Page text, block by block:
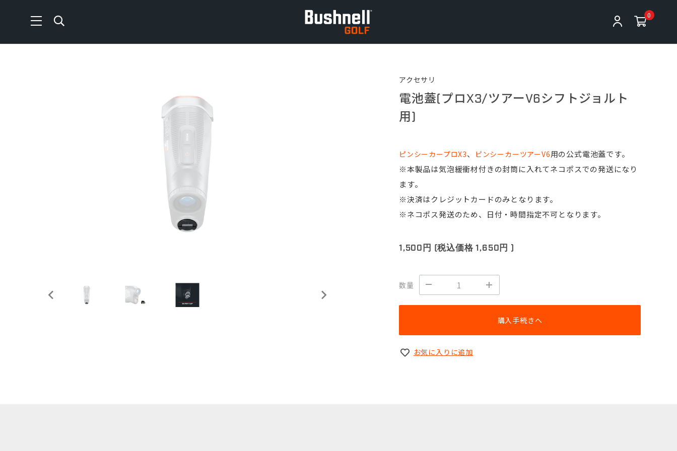
0
アクセサリ
電池蓋(プロX3/ツアーV6シフトジョルト
用)
ピンシーカープロX3、 ピンシーカーツアーV6用の公式電池蓋です。
※本製品は気泡緩衝材付きの封筒に入れてネコポスでの発送になり
ます。
※決済はクレジットカードのみとなります。
※ネコポス発送のため、日付・時間指定不可となります。
1,500円 (税込価格1,650円 )
数量
購入手続きへ
お気に入りに追加